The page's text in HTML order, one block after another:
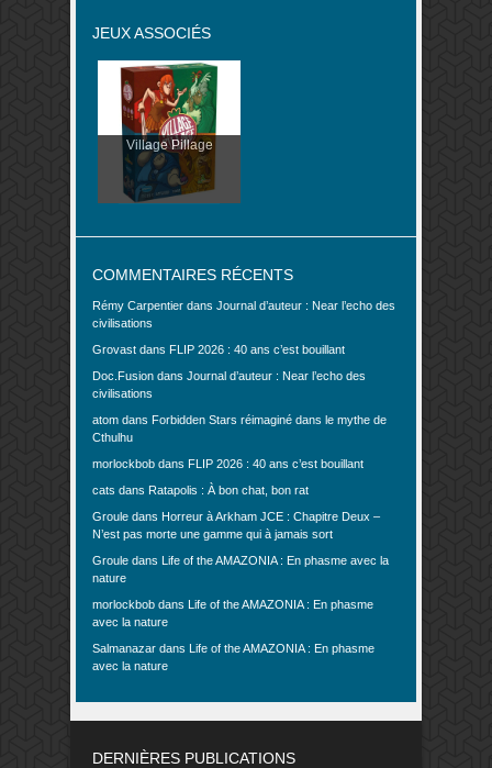
JEUX ASSOCIÉS
Village Pillage
COMMENTAIRES RÉCENTS
Rémy Carpentier dans Journal d’auteur : Near l’echo des
civilisations
Grovast dans FLIP 2026 : 40 ans c’est bouillant
Doc.Fusion dans Journal d’auteur : Near l’echo des
civilisations
atom dans Forbidden Stars réimaginé dans le mythe de
Cthulhu
morlockbob dans FLIP 2026 : 40 ans c’est bouillant
cats dans Ratapolis : À bon chat, bon rat
Groule dans Horreur à Arkham JCE : Chapitre Deux –
N’est pas morte une gamme qui à jamais sort
Groule dans Life of the AMAZONIA : En phasme avec la
nature
morlockbob dans Life of the AMAZONIA : En phasme
avec la nature
Salmanazar dans Life of the AMAZONIA : En phasme
avec la nature
DERNIÈRES PUBLICATIONS